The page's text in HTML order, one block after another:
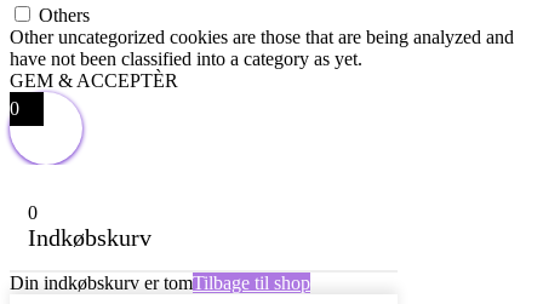
Others
Other uncategorized cookies are those that are being analyzed and
have not been classified into a category as yet.
GEM & ACCEPTÈR
0
0
Indkøbskurv
Din indkøbskurv er tomTilbage til shop